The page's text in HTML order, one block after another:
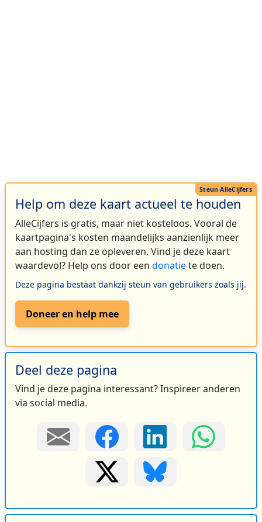
Help om deze kaart actueel te houden
AlleCijfers is gratis, maar niet kosteloos. Vooral de
kaartpagina's kosten maandelijks aanzienlijk meer
aan hosting dan ze opleveren. Vind je deze kaart
waardevol? Help ons door een donatiete doen.
Deze pagina bestaat dankzij steun van gebruikers zoals jij.
Doneer en help mee
Deel deze pagina
Vind je deze pagina interessant? Inspireer anderen
via social media.